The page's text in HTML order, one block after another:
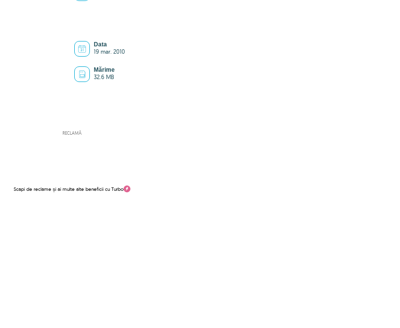
Data
19 mar. 2010
Mărime
32.6 MB
RECLAMĂ
Scapi de reclame și ai multe alte beneficii cu Turbo